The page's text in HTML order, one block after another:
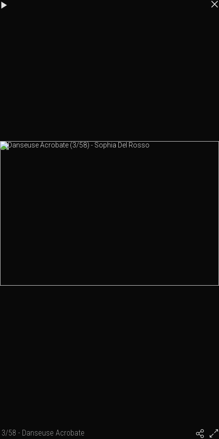
3/58 - Danseuse Acrobate